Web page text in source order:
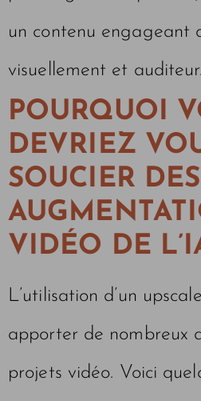
un contenu engageant
visuellement et auditeur.
POURQUOI
DEVRIEZ
SOUCIER DES
VIDÉO DE
L’utilisation d’un
apporter de nombreux
projets vidéo. Voici